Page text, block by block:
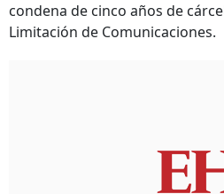
condena de cinco años de
Limitación de Comunicaciones.